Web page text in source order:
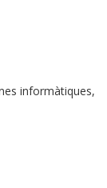
informàtiques,